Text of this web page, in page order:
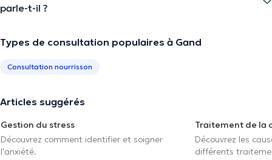
parle-t-il ?
Types de consultation populaires à Gand
Consultation nourrisson
Articles suggérés
Gestion du stress
Découvrez comment identifier et soigner
l'anxiété.
Traitement de la
Découvrez les
différents